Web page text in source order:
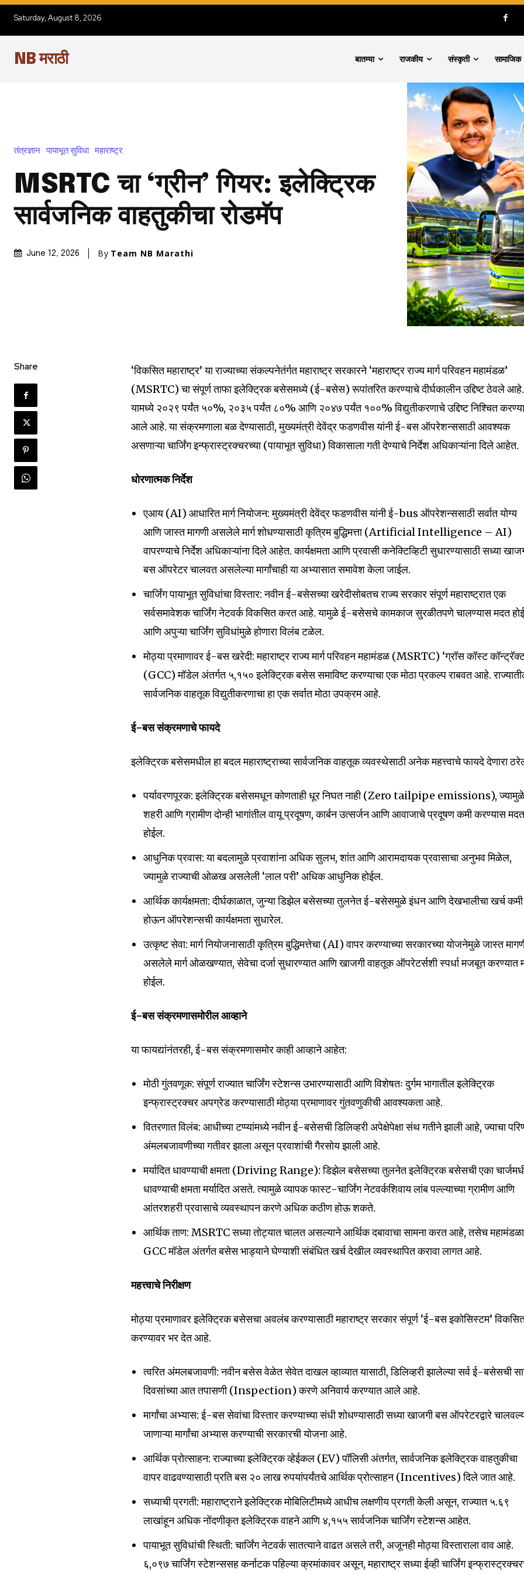
Join our community of
SUBSCRIBERS and be part
of the conversation.
To subscribe, simply enter your email address on our website or click
the subscribe button below. Don't worry, we respect your privacy and
Fans Followers
Saturday, August 8, 2026
NB मराठी बातम्या राजकीय संस्कृती सामाजिक
तंत्रज्ञान पायाभूत सुविधा महाराष्ट्र
MSRTC चा ‘ग्रीन’ गियर: इलेक्ट्रिक
सार्वजनिक वाहतुकीचा रोडमॅप
June 12, 2026 By Team NB Marathi
Share
‘विकसित महाराष्ट्र’ या राज्याच्या संकल्पनेतंर्गत महाराष्ट्र सरकारने ‘महाराष्ट्र राज्य मार्ग परिवहन महामंडळ’
(MSRTC) चा संपूर्ण ताफा इलेक्ट्रिक बसेसमध्ये (ई-बसेस) रूपांतरित करण्याचे दीर्घकालीन उद्दिष्ट ठेवले आहे.
यामध्ये २०२९ पर्यंत ५०%, २०३५ पर्यंत ८०% आणि २०४७ पर्यंत १००% विद्युतीकरणाचे उद्दिष्ट निश्चित
आले आहे. या संक्रमणाला बळ देण्यासाठी, मुख्यमंत्री देवेंद्र फडणवीस यांनी ई-बस ऑपरेशन्ससाठी आवश्यक
असणाऱ्या चार्जिंग इन्फ्रास्ट्रक्चरच्या (पायाभूत सुविधा) विकासाला गती देण्याचे निर्देश अधिकाऱ्यांना दिले आहेत.
धोरणात्मक निर्देश
एआय (AI) आधारित मार्ग नियोजन: मुख्यमंत्री देवेंद्र फडणवीस यांनी ई-bus ऑपरेशन्ससाठी सर्वात योग्य
आणि जास्त मागणी असलेले मार्ग शोधण्यासाठी कृत्रिम बुद्धिमत्ता (Artificial Intelligence – AI)
वापरण्याचे निर्देश अधिकाऱ्यांना दिले आहेत. कार्यक्षमता आणि प्रवासी कनेक्टिव्हिटी सुधारण्यासाठी सध्या
बस ऑपरेटर चालवत असलेल्या मार्गांचाही या अभ्यासात समावेश केला जाईल.
चार्जिंग पायाभूत सुविधांचा विस्तार: नवीन ई-बसेसच्या खरेदीसोबतच राज्य सरकार संपूर्ण महाराष्ट्रात एक
सर्वसमावेशक चार्जिंग नेटवर्क विकसित करत आहे. यामुळे ई-बसेसचे कामकाज सुरळीतपणे चालण्यास मदत
आणि अपुऱ्या चार्जिंग सुविधांमुळे होणारा विलंब टळेल.
मोठ्या प्रमाणावर ई-बस खरेदी: महाराष्ट्र राज्य मार्ग परिवहन महामंडळ (MSRTC) ‘ग्रॉस कॉस्ट
(GCC) मॉडेल अंतर्गत ५,१५० इलेक्ट्रिक बसेस समाविष्ट करण्याचा एक मोठा प्रकल्प राबवत आहे.
सार्वजनिक वाहतूक विद्युतीकरणाचा हा एक सर्वात मोठा उपक्रम आहे.
ई-बस संक्रमणाचे फायदे
इलेक्ट्रिक बसेसमधील हा बदल महाराष्ट्राच्या सार्वजनिक वाहतूक व्यवस्थेसाठी अनेक महत्त्वाचे फायदे देणारा
पर्यावरणपूरक: इलेक्ट्रिक बसेसमधून कोणताही धूर निघत नाही (Zero tailpipe emissions), ज्यामुळे
शहरी आणि ग्रामीण दोन्ही भागांतील वायू प्रदूषण, कार्बन उत्सर्जन आणि आवाजाचे प्रदूषण कमी करण्यास
होईल.
आधुनिक प्रवास: या बदलामुळे प्रवाशांना अधिक सुलभ, शांत आणि आरामदायक प्रवासाचा अनुभव मिळेल,
ज्यामुळे राज्याची ओळख असलेली ‘लाल परी’ अधिक आधुनिक होईल.
आर्थिक कार्यक्षमता: दीर्घकाळात, जुन्या डिझेल बसेसच्या तुलनेत ई-बसेसमुळे इंधन आणि देखभालीचा खर्च कमी
होऊन ऑपरेशन्सची कार्यक्षमता सुधारेल.
उत्कृष्ट सेवा: मार्ग नियोजनासाठी कृत्रिम बुद्धिमत्तेचा (AI) वापर करण्याच्या सरकारच्या योजनेमुळे जास्त
असलेले मार्ग ओळखण्यात, सेवेचा दर्जा सुधारण्यात आणि खाजगी वाहतूक ऑपरेटर्सशी स्पर्धा मजबूत करण्यात
होईल.
ई-बस संक्रमणासमोरील आव्हाने
या फायद्यांनंतरही, ई-बस संक्रमणासमोर काही आव्हाने आहेत:
मोठी गुंतवणूक: संपूर्ण राज्यात चार्जिंग स्टेशन्स उभारण्यासाठी आणि विशेषतः दुर्गम भागातील इलेक्ट्रिक
इन्फ्रास्ट्रक्चर अपग्रेड करण्यासाठी मोठ्या प्रमाणावर गुंतवणुकीची आवश्यकता आहे.
वितरणात विलंब: आधीच्या टप्प्यांमध्ये नवीन ई-बसेसची डिलिव्हरी अपेक्षेपेक्षा संथ गतीने झाली आहे, ज्याचा
अंमलबजावणीच्या गतीवर झाला असून प्रवाशांची गैरसोय झाली आहे.
मर्यादित धावण्याची क्षमता (Driving Range): डिझेल बसेसच्या तुलनेत इलेक्ट्रिक बसेसची एका
धावण्याची क्षमता मर्यादित असते. त्यामुळे व्यापक फास्ट-चार्जिंग नेटवर्कशिवाय लांब पल्ल्याच्या ग्रामीण आणि
आंतरशहरी प्रवासाचे व्यवस्थापन करणे अधिक कठीण होऊ शकते.
आर्थिक ताण: MSRTC सध्या तोट्यात चालत असल्याने आर्थिक दबावाचा सामना करत आहे, तसेच
GCC मॉडेल अंतर्गत बसेस भाड्याने घेण्याशी संबंधित खर्च देखील व्यवस्थापित करावा लागत आहे.
महत्त्वाचे निरीक्षण
मोठ्या प्रमाणावर इलेक्ट्रिक बसेसचा अवलंब करण्यासाठी महाराष्ट्र सरकार संपूर्ण ‘ई-बस इकोसिस्टम’
करण्यावर भर देत आहे.
त्वरित अंमलबजावणी: नवीन बसेस वेळेत सेवेत दाखल व्हाव्यात यासाठी, डिलिव्हरी झालेल्या सर्व ई-बसेसची
दिवसांच्या आत तपासणी (Inspection) करणे अनिवार्य करण्यात आले आहे.
मार्गांचा अभ्यास: ई-बस सेवांचा विस्तार करण्याच्या संधी शोधण्यासाठी सध्या खाजगी बस ऑपरेटरद्वारे
जाणाऱ्या मार्गांचा अभ्यास करण्याची सरकारची योजना आहे.
आर्थिक प्रोत्साहन: राज्याच्या इलेक्ट्रिक व्हेईकल (EV) पॉलिसी अंतर्गत, सार्वजनिक इलेक्ट्रिक वाहतुकीचा
वापर वाढवण्यासाठी प्रति बस ₹२० लाख रुपयांपर्यंतचे आर्थिक प्रोत्साहन (Incentives) दिले जात आहे.
सध्याची प्रगती: महाराष्ट्राने इलेक्ट्रिक मोबिलिटीमध्ये आधीच लक्षणीय प्रगती केली असून, राज्यात ५.६९
लाखांहून अधिक नोंदणीकृत इलेक्ट्रिक वाहने आणि ४,१५५ सार्वजनिक चार्जिंग स्टेशन्स आहेत.
पायाभूत सुविधांची स्थिती: चार्जिंग नेटवर्क सातत्याने वाढत असले तरी, अजूनही मोठ्या विस्ताराला वाव आहे.
६,०९७ चार्जिंग स्टेशन्ससह कर्नाटक पहिल्या क्रमांकावर असून, महाराष्ट्र सध्या ईव्ही चार्जिंग